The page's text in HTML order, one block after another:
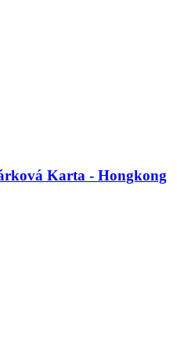
Karta - Hongkong